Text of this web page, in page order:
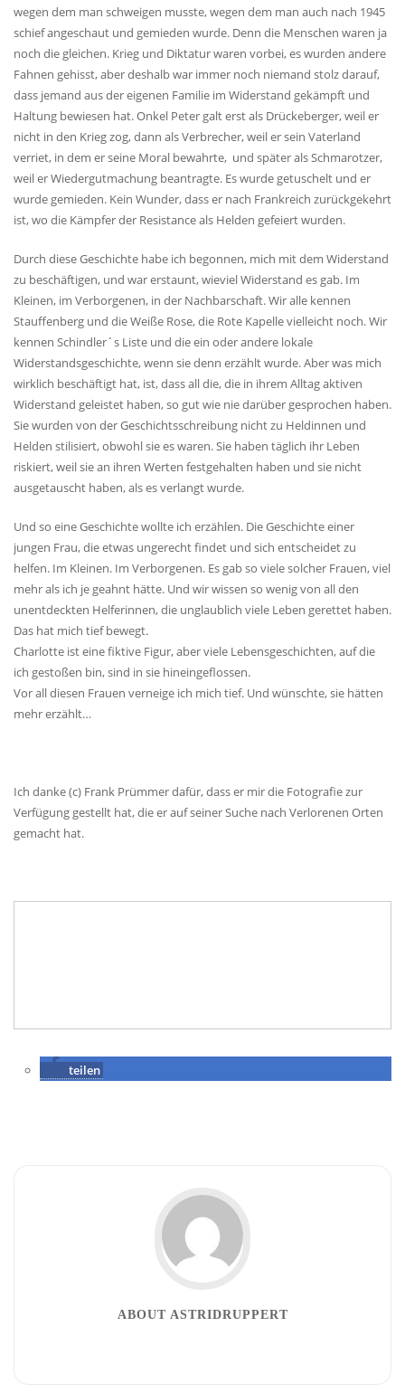
wegen dem man schweigen musste, wegen dem man auch nach 1945
schief angeschaut und gemieden wurde. Denn die Menschen waren ja
noch die gleichen. Krieg und Diktatur waren vorbei, es wurden andere
Fahnen gehisst, aber deshalb war immer noch niemand stolz darauf,
dass jemand aus der eigenen Familie im Widerstand gekämpft und
Haltung bewiesen hat. Onkel Peter galt erst als Drückeberger, weil er
nicht in den Krieg zog, dann als Verbrecher, weil er sein Vaterland
verriet, in dem er seine Moral bewahrte, und später als Schmarotzer,
weil er Wiedergutmachung beantragte. Es wurde getuschelt und er
wurde gemieden. Kein Wunder, dass er nach Frankreich zurückgekehrt
ist, wo die Kämpfer der Resistance als Helden gefeiert wurden.
Durch diese Geschichte habe ich begonnen, mich mit dem Widerstand
zu beschäftigen, und war erstaunt, wieviel Widerstand es gab. Im
Kleinen, im Verborgenen, in der Nachbarschaft. Wir alle kennen
Stauffenberg und die Weiße Rose, die Rote Kapelle vielleicht noch. Wir
kennen Schindler´s Liste und die ein oder andere lokale
Widerstandsgeschichte, wenn sie denn erzählt wurde. Aber was mich
wirklich beschäftigt hat, ist, dass all die, die in ihrem Alltag aktiven
Widerstand geleistet haben, so gut wie nie darüber gesprochen haben.
Sie wurden von der Geschichtsschreibung nicht zu Heldinnen und
Helden stilisiert, obwohl sie es waren. Sie haben täglich ihr Leben
riskiert, weil sie an ihren Werten festgehalten haben und sie nicht
ausgetauscht haben, als es verlangt wurde.
Und so eine Geschichte wollte ich erzählen. Die Geschichte einer
jungen Frau, die etwas ungerecht findet und sich entscheidet zu
helfen. Im Kleinen. Im Verborgenen. Es gab so viele solcher Frauen, viel
mehr als ich je geahnt hätte. Und wir wissen so wenig von all den
unentdeckten Helferinnen, die unglaublich viele Leben gerettet haben.
Das hat mich tief bewegt.
Charlotte ist eine fiktive Figur, aber viele Lebensgeschichten, auf die
ich gestoßen bin, sind in sie hineingeflossen.
Vor all diesen Frauen verneige ich mich tief. Und wünschte, sie hätten
mehr erzählt…
Ich danke (c) Frank Prümmer dafür, dass er mir die Fotografie zur
Verfügung gestellt hat, die er auf seiner Suche nach Verlorenen Orten
gemacht hat.
teilen
ABOUT ASTRIDRUPPERT